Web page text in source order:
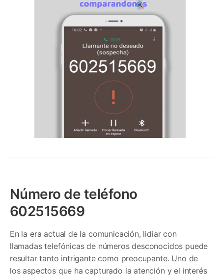
Número de teléfono
602515669
En la era actual de la comunicación, lidiar con
llamadas telefónicas de números desconocidos puede
resultar tanto intrigante como preocupante. Uno de
los aspectos que ha capturado la atención y el interés